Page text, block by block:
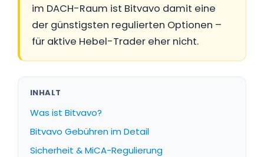
im DACH-Raum ist Bitvavo damit eine
der günstigsten regulierten Optionen –
für aktive Hebel-Trader eher nicht.
INHALT
Was ist Bitvavo?
Bitvavo Gebühren im Detail
Sicherheit & MiCA-Regulierung